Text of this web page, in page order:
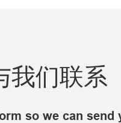
我们联系
so we can